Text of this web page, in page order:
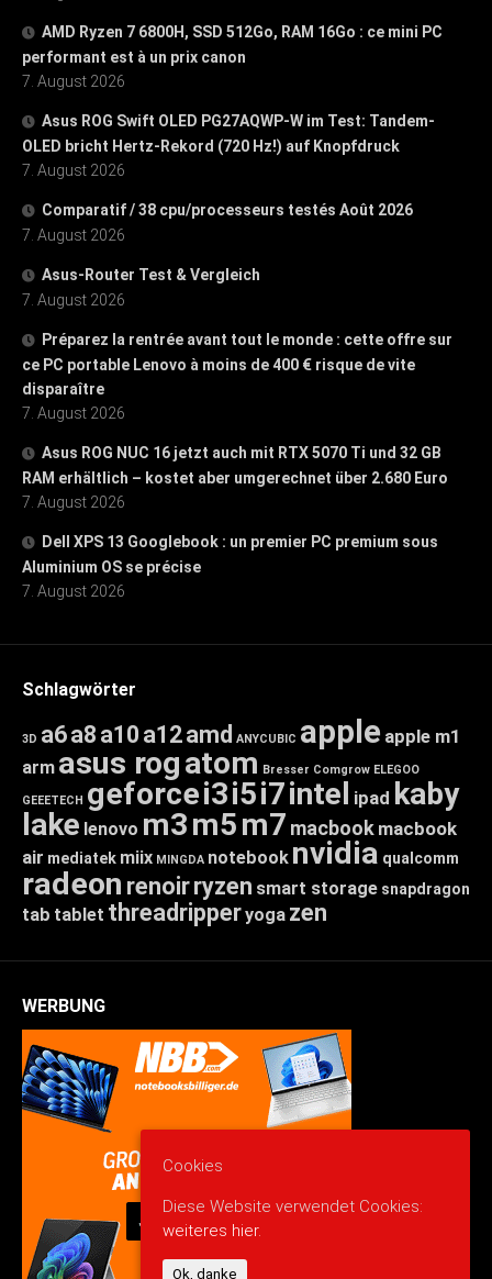
AMD Ryzen 7 6800H, SSD 512Go, RAM 16Go : ce mini PC
performant est à un prix canon
7. August 2026
Asus ROG Swift OLED PG27AQWP-W im Test: Tandem-
OLED bricht Hertz-Rekord (720 Hz!) auf Knopfdruck
7. August 2026
Comparatif / 38 cpu/processeurs testés Août 2026
7. August 2026
Asus-Router Test & Vergleich
7. August 2026
Préparez la rentrée avant tout le monde : cette offre sur
ce PC portable Lenovo à moins de 400 € risque de vite
disparaître
7. August 2026
Asus ROG NUC 16 jetzt auch mit RTX 5070 Ti und 32 GB
RAM erhältlich – kostet aber umgerechnet über 2.680 Euro
7. August 2026
Dell XPS 13 Googlebook : un premier PC premium sous
Aluminium OS se précise
7. August 2026
Schlagwörter
3D a6a8 a10 a12amd ANYCUBIC apple apple m1
arm asus rogatom Bresser Comgrow ELEGOO
GEEETECH geforcei3i5i7intel ipad kaby
lake lenovo m3m5m7 macbook macbook
air mediatek miix MINGDA notebook nvidia qualcomm
radeon renoirryzen smart storage snapdragon
tab tablet threadripperyoga zen
WERBUNG
Cookies
Diese Website verwendet Cookies:
weiteres hier.
Ok, danke